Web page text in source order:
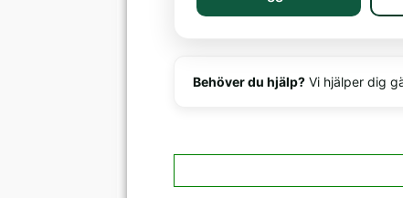
Behöver du hjälp? Vi hjälper dig